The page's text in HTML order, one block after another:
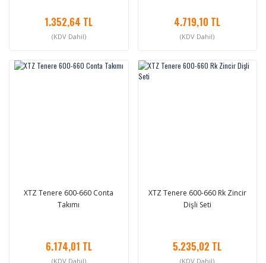
1.352,64 TL
(KDV Dahil)
4.719,10 TL
(KDV Dahil)
XTZ Tenere 600-660 Conta
Takımı
6.174,01 TL
(KDV Dahil)
XTZ Tenere 600-660 Rk Zincir
Dişli Seti
5.235,02 TL
(KDV Dahil)